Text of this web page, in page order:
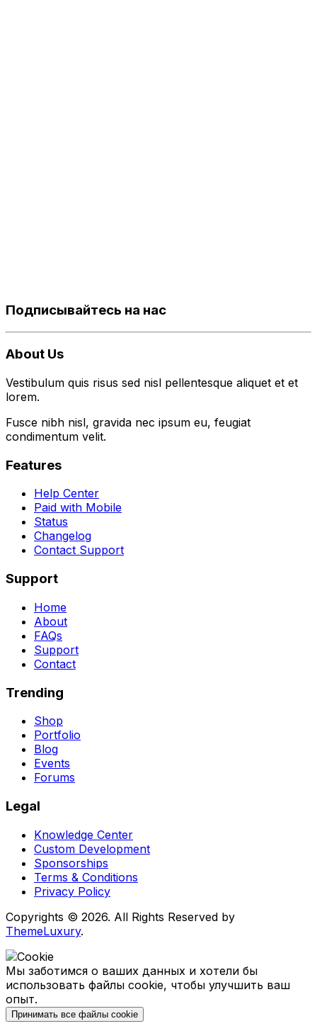
Подписывайтесь на нас
About Us
Vestibulum quis risus sed nisl pellentesque aliquet et et
lorem.
Fusce nibh nisl, gravida nec ipsum eu, feugiat
condimentum velit.
Features
Help Center
Paid with Mobile
Status
Changelog
Contact Support
Support
Home
About
FAQs
Support
Contact
Trending
Shop
Portfolio
Blog
Events
Forums
Legal
Knowledge Center
Custom Development
Sponsorships
Terms & Conditions
Privacy Policy
Copyrights © 2026. All Rights Reserved by
ThemeLuxury.
Мы заботимся о ваших данных и хотели бы
использовать файлы cookie, чтобы улучшить ваш
опыт.
Принимать все файлы cookie